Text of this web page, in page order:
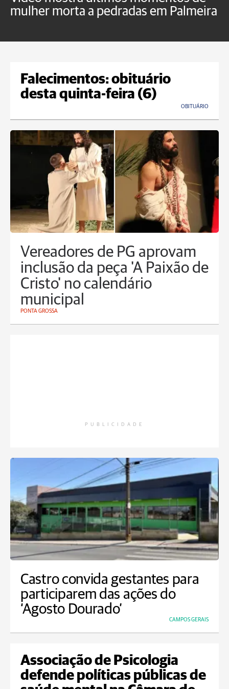
mulher morta a pedradas em Palmeira
Falecimentos: obituário
desta quinta-feira (6)
OBITUÁRIO
Vereadores de PG aprovam
inclusão da peça 'A Paixão de
Cristo' no calendário
municipal
PONTA GROSSA
PUBLICIDADE
Castro convida gestantes para
participarem das ações do
‘Agosto Dourado’
CAMPOS GERAIS
Associação de Psicologia
defende políticas públicas de